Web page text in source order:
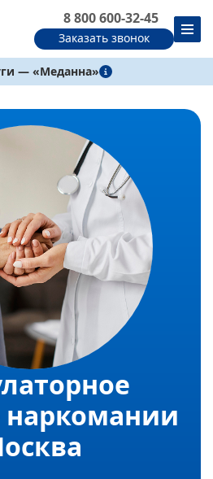
8 800 600-32-45
Заказать звонок
— «Меданна»
наркомании